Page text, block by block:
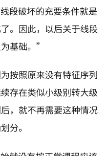
段破坏的充要条件就是
。因此，以后关于线段
基础。”
按照原来没有特征序列
存在类似小级别转大级
，就不再需要这种情况
分。